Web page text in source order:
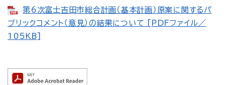
第6次富士吉田市総合計画（基本計画）原案に関するパ
ブリックコメント（意見）の結果について [PDFファイル／
105KB]